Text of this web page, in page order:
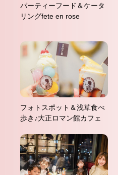
パーティーフード＆ケータ
リングfete en rose
フォトスポット＆浅草食べ
歩き♪大正ロマン館カフェ